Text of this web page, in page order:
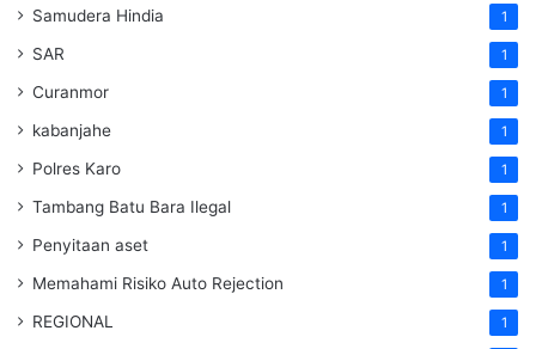
Samudera Hindia 1
SAR 1
Curanmor 1
kabanjahe 1
Polres Karo 1
Tambang Batu Bara Ilegal 1
Penyitaan aset 1
Memahami Risiko Auto Rejection 1
REGIONAL 1